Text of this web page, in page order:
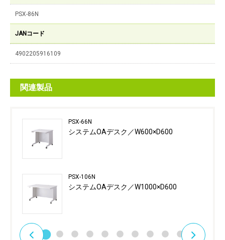
PSX-86N
JANコード
4902205916109
関連製品
PSX-66N
システムOAデスク／W600×D600
PSX-106N
システムOAデスク／W1000×D600